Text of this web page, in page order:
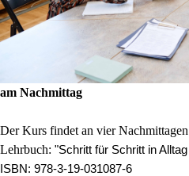
am Nachmittag
Der Kurs findet an vier
Lehrbuch: "Schritt für Schritt in
ISBN: 978-3-19-031087-6